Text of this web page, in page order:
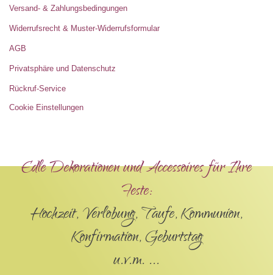
Versand- & Zahlungsbedingungen
Widerrufsrecht & Muster-Widerrufsformular
AGB
Privatsphäre und Datenschutz
Rückruf-Service
Cookie Einstellungen
Edle Dekorationen und Accessoires für Ihre
Feste:
Hochzeit, Verlobung, Taufe, Kommunion,
Konfirmation, Geburtstag
u.v.m. ...